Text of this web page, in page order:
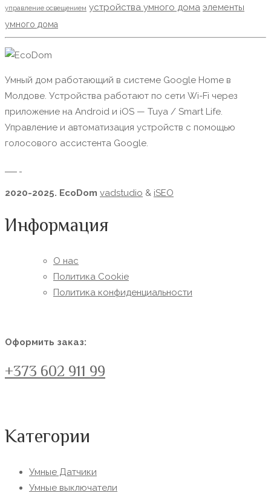
управление освещением устройства умного дома элементы
умного дома
Умный дом работающий в системе Google Home в
Молдове. Устройства работают по сети Wi-Fi через
приложение на Android и iOS — Tuya / Smart Life.
Управление и автоматизация устройств с помощью
голосового ассистента Google.
2020-2025. EcoDom vadstudio & iSEO
Информация
О нас
Политика Сookie
Политика конфиденциальности
Оформить заказ:
+373 602 911 99
Категории
Умные Датчики
Умные выключатели